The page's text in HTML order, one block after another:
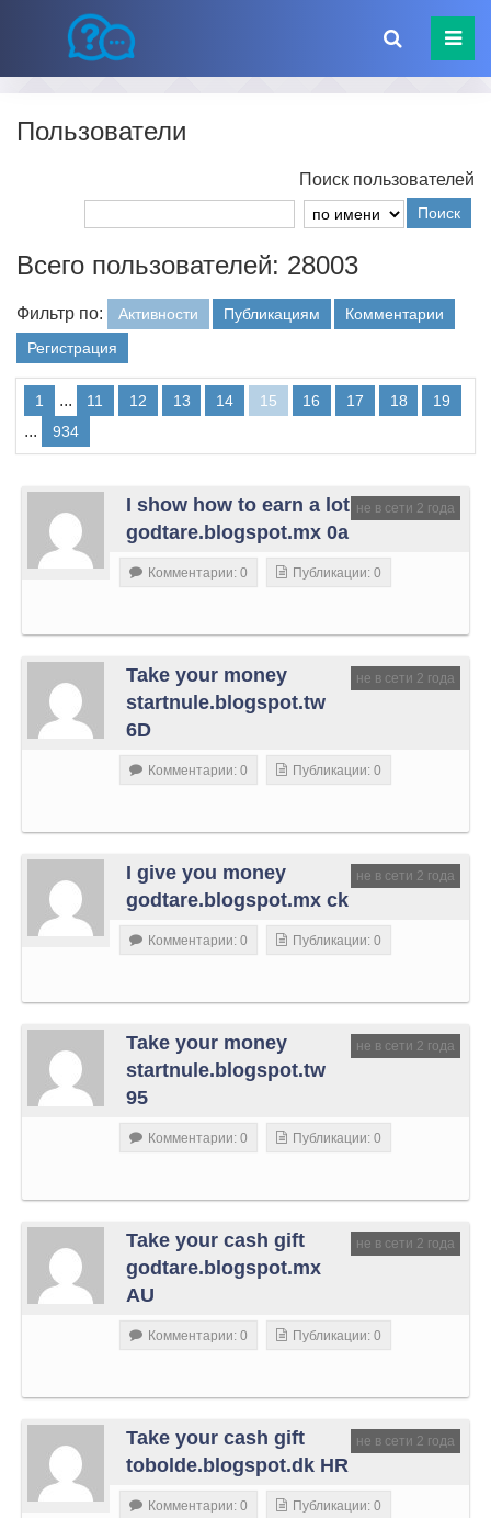
Пользователи
Поиск пользователей
Поиск
Всего пользователей: 28003
Фильтр по: Активности Публикациям
Комментарии
Регистрация
1 ... 11 12 13 14 15 16 17 18 19
... 934
не в сети 2 года
I show how to earn a lot
godtare.blogspot.mx 0a
Комментарии: 0 Публикации: 0
не в сети 2 года
Take your money
startnule.blogspot.tw
6D
Комментарии: 0 Публикации: 0
не в сети 2 года
I give you money
godtare.blogspot.mx ck
Комментарии: 0 Публикации: 0
не в сети 2 года
Take your money
startnule.blogspot.tw
95
Комментарии: 0 Публикации: 0
не в сети 2 года
Take your cash gift
godtare.blogspot.mx
AU
Комментарии: 0 Публикации: 0
не в сети 2 года
Take your cash gift
tobolde.blogspot.dk HR
Комментарии: 0 Публикации: 0